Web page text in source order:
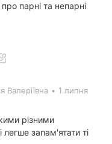
парні та непарні
Валеріївна • 1 липня
різними
легше запам'ятати ті